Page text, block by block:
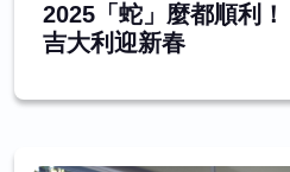
2025「蛇」麼都順利
吉大利迎新春